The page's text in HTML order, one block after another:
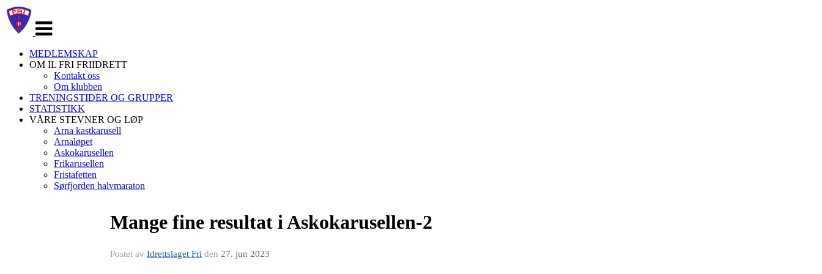
navigasjon
MEDLEMSKAP
OM IL FRI FRIIDRETT
Kontakt oss
Om klubben
TRENINGSTIDER OG GRUPPER
STATISTIKK
VÅRE STEVNER OG LØP
Arna kastkarusell
Arnaløpet
Askokarusellen
Frikarusellen
Fristafetten
Sørfjorden halvmaraton
Mange fine resultat i Askokarusellen-2
Postet av Idrettslaget Fri den 27. jun 2023